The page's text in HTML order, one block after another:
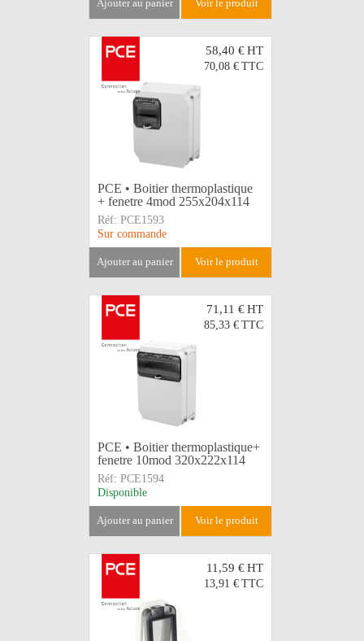
ajouter au panier voir le produit
58,40 €HT
70,08 € TTC
PCE • Boitier thermoplastique
+ fenetre 4mod 255x204x114
Réf: PCE1593
Sur commande
ajouter au panier voir le produit
71,11 €HT
85,33 € TTC
PCE • Boitier thermoplastique+
fenetre 10mod 320x222x114
Réf: PCE1594
Disponible
ajouter au panier voir le produit
11,59 €HT
13,91 € TTC